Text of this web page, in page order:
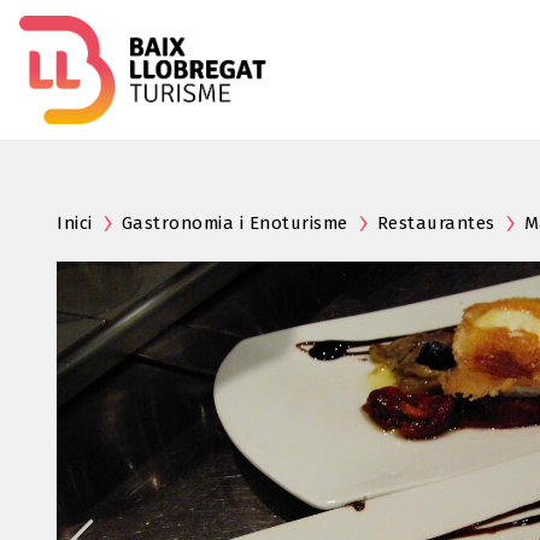
Inici Gastronomia i Enoturisme Restaurantes